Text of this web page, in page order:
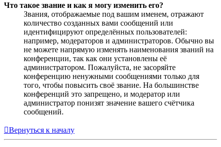
Что такое звание и как я могу изменить его?
Звания, отображаемые под вашим именем, отражают
количество созданных вами сообщений или
идентифицируют определённых пользователей:
например, модераторов и администраторов. Обычно вы
не можете напрямую изменять наименования званий на
конференции, так как они установлены её
администратором. Пожалуйста, не засоряйте
конференцию ненужными сообщениями только для
того, чтобы повысить своё звание. На большинстве
конференций это запрещено, и модератор или
администратор понизят значение вашего счётчика
сообщений.
Вернуться к началу